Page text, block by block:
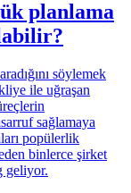
planlama
söylemek
ile uğraşan
sağlamaya
popülerlik
binlerce şirket
geliyor.